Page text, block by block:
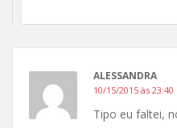
ALESSANDRA
10/15/2015 às 23:40
Tipo eu faltei,